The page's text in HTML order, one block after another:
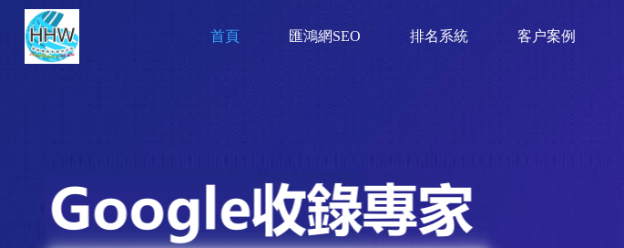
首頁 匯鴻網SEO 排名系統 客户案例